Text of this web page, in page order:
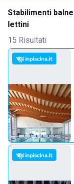
Stabilimenti
lettini
15 Risultati